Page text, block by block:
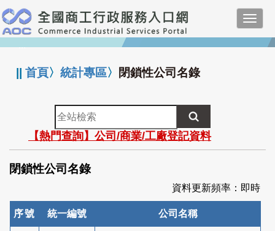
跳
到
主
要
:::
||首頁〉統計專區〉 閉鎖性公司名錄
全
站
檢
索
【熱門查詢】公司/商業/工廠登記資料
閉鎖性公司名錄
資料更新頻率：即時
序號 統一編號 公司名稱